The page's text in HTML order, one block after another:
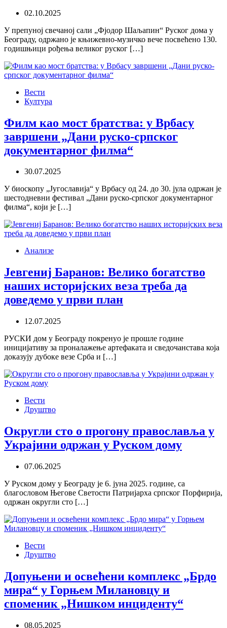
02.10.2025
У препуној свечаној сали „Фјодор Шаљапин“ Руског дома у
Београду, одржано је књижевно-музичко вече посвећено 130.
годишњици рођења великог руског […]
Вести
Култура
Филм као мост братства: у Врбасу
завршени „Дани руско-српског
документарног филма“
30.07.2025
У биоскопу „Југославија“ у Врбасу од 24. до 30. јула одржан је
шестодневни фестивал „Дани руско-српског документарног
филма“, који је […]
Анализе
Јевгениј Баранов: Велико богатство
наших историјских веза треба да
доведемо у први план
12.07.2025
РУСКИ дом у Београду покренуо је прошле године
иницијативу за проналажење артефаката и сведочанстава која
доказују дубоке везе Срба и […]
Вести
Друштво
Округли сто о прогону православља у
Украјини одржан у Руском дому
07.06.2025
У Руском дому у Београду је 6. јуна 2025. године, са
благословом Његове Светости Патријарха српског Порфирија,
одржан округли сто […]
Вести
Друштво
Допуњени и освећени комплекс „Брдо
мира“ у Горњем Милановцу и
споменик „Нишком инциденту“
08.05.2025